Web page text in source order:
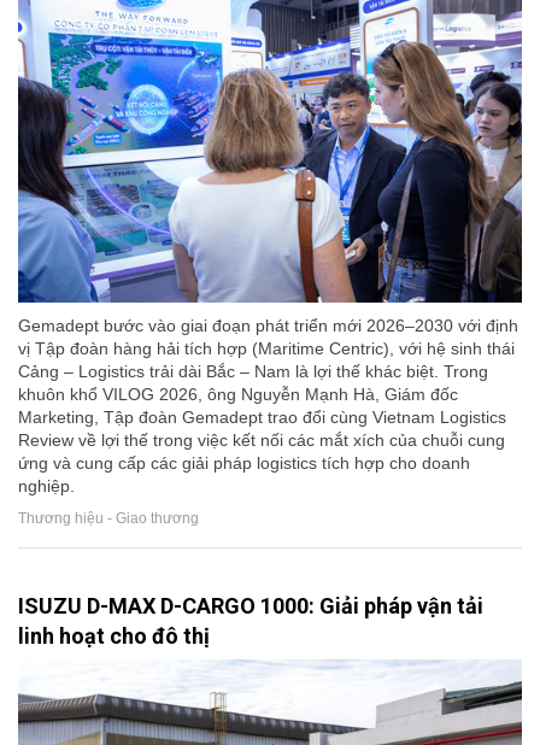
Gemadept bước vào giai đoạn phát triển mới 2026–2030 với định
vị Tập đoàn hàng hải tích hợp (Maritime Centric), với hệ sinh thái
Cảng – Logistics trải dài Bắc – Nam là lợi thế khác biệt. Trong
khuôn khổ VILOG 2026, ông Nguyễn Mạnh Hà, Giám đốc
Marketing, Tập đoàn Gemadept trao đổi cùng Vietnam Logistics
Review về lợi thế trong việc kết nối các mắt xích của chuỗi cung
ứng và cung cấp các giải pháp logistics tích hợp cho doanh
nghiệp.
Thương hiệu - Giao thương
ISUZU D-MAX D-CARGO 1000: Giải pháp vận tải
linh hoạt cho đô thị